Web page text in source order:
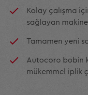
Kolay çalışma
sağlayan
Tamamen yeni
Autocoro bobin
mükemmel iplik